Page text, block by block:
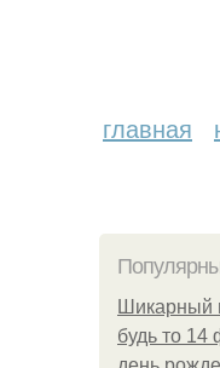
главная
Шикарный
будь то 14